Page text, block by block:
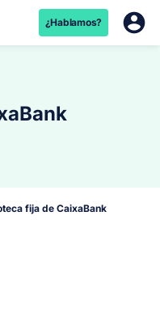
¿Hablamos?
fija de CaixaBank